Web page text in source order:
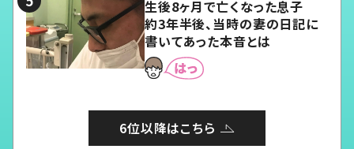
生後8ヶ月で亡くなった息子
約3年半後、当時の妻の日記に
書いてあった本音とは
6位以降はこちら